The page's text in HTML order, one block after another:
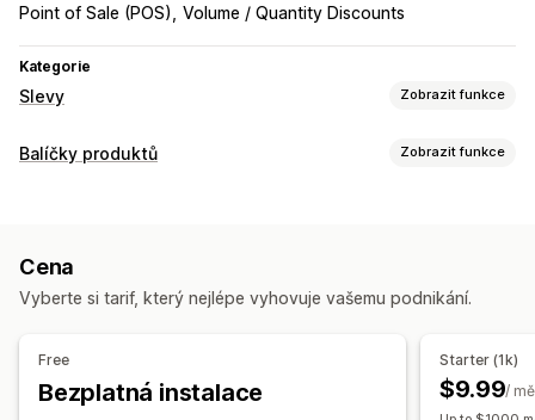
Point of Sale (POS)
Volume / Quantity Discounts
Kategorie
Slevy Zobrazit funkce
Typy slev
Hromadné slevy
Slevy na košík Slevy na pokladně Balíčky produktů
Dynamické nacenění
Správa slev
Balíčky produktů Zobrazit funkce
Balíčky variant
Balení se vzorky Velkoobchodní balíčky
Vlastní balíčky
Ceny, které můžete nastavit
Cena
Vyberte si tarif, který nejlépe vyhovuje vašemu podnikání.
Free
Bezplatná instalace
Starter (1k)
$9.99/